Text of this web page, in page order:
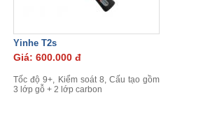
Yinhe T2s
Giá: 600.000 đ
Tốc độ 9+, Kiểm soát 8, Cấu tạo gồm
3 lớp gỗ + 2 lớp carbon